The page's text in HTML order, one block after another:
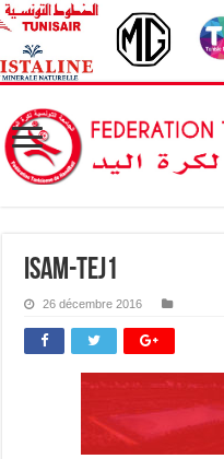
isam-tej1
26 décembre 2016